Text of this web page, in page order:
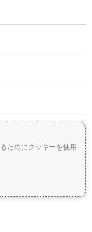
ためにクッキーを使用
のすべての情報は
スを構成するものではあ
）を行い、資格のあるファ
は、この情報の使用に起